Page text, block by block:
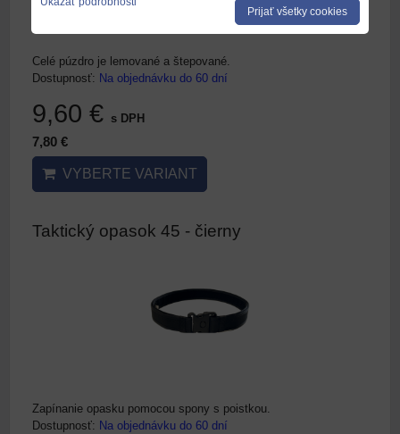
Celé púzdro je lemované a štepované.
Dostupnosť: Na objednávku do 60 dní
9,60 € s DPH
7,80 €
VYBERTE VARIANT
Taktický opasok 45 - čierny
Zapínanie opasku pomocou spony s poistkou.
Dostupnosť: Na objednávku do 60 dní
Prijať všetky cookies